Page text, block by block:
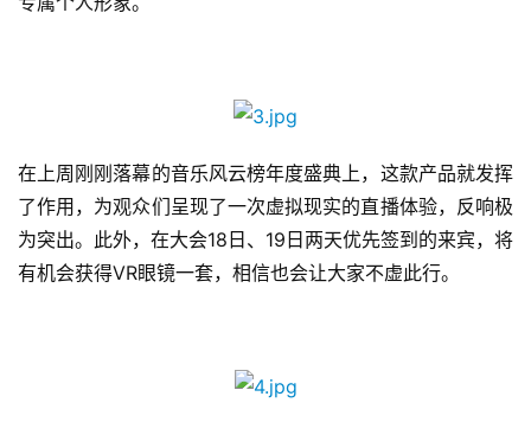
首
页
在上周刚刚落幕的音乐风云榜年度盛典上，这款产品就发挥
了作用，为观众们呈现了一次虚拟现实的直播体验，反响极
为突出。此外，在大会18日、19日两天优先签到的来宾，将
有机会获得VR眼镜一套，相信也会让大家不虚此行。